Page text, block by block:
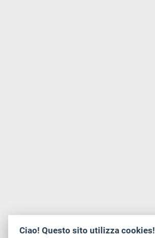
Ciao! Questo sito utilizza cookies!